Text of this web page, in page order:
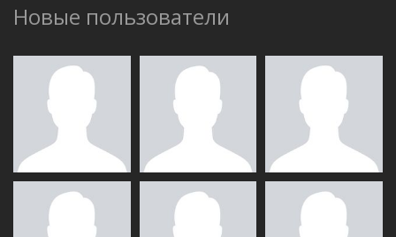
Новые пользователи